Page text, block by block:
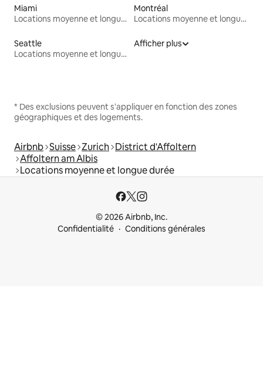
Miami
Locations moyenne et longue durée
Montréal
Locations moyenne et longue durée
Seattle
Locations moyenne et longue durée
Afficher plus
* Des exclusions peuvent s'appliquer en fonction des zones
géographiques et des logements.
Airbnb Suisse Zurich District d'Affoltern
Affoltern am Albis
Locations moyenne et longue durée
© 2026 Airbnb, Inc.
Confidentialité
Conditions générales